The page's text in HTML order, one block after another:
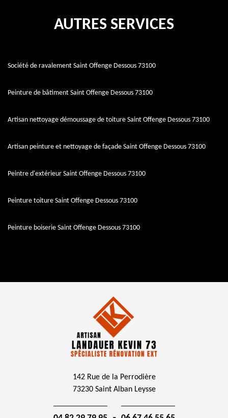
AUTRES SERVICES
Société de ravalement Saint Offenge Dessous 73100
Peinture de bâtiment Saint Offenge Dessous 73100
Artisan nettoyage démoussage de toiture Saint Offenge Dessous 73100
Artisan peinture et nettoyage de façade Saint Offenge Dessous 73100
Peintre d'extérieur Saint Offenge Dessous 73100
Peinture toiture Saint Offenge Dessous 73100
Peinture boiserie Saint Offenge Dessous 73100
142 Rue de la Perrodière
73230 Saint Alban Leysse